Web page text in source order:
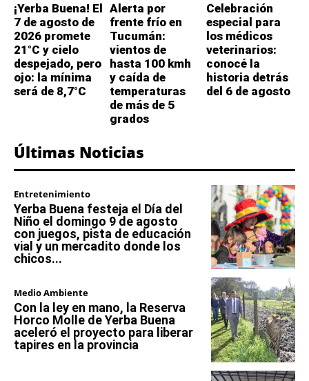
¡Yerba Buena! El
7 de agosto de
2026 promete
21°C y cielo
despejado, pero
ojo: la mínima
será de 8,7°C
Alerta por
frente frío en
Tucumán:
vientos de
hasta 100 kmh
y caída de
temperaturas
de más de 5
grados
Celebración
especial para
los médicos
veterinarios:
conocé la
historia detrás
del 6 de agosto
Últimas Noticias
Entretenimiento
Yerba Buena festeja el Día del
Niño el domingo 9 de agosto
con juegos, pista de educación
vial y un mercadito donde los
chicos...
Medio Ambiente
Con la ley en mano, la Reserva
Horco Molle de Yerba Buena
aceleró el proyecto para liberar
tapires en la provincia